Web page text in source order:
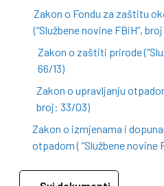
Zakon o Fondu za zaštitu
(“Službene novine FBiH”,
Zakon o zaštiti prirode
66/13)
Zakon o upravljanju
broj: 33/03)
Zakon o izmjenama i
otpadom ( “Službene novine